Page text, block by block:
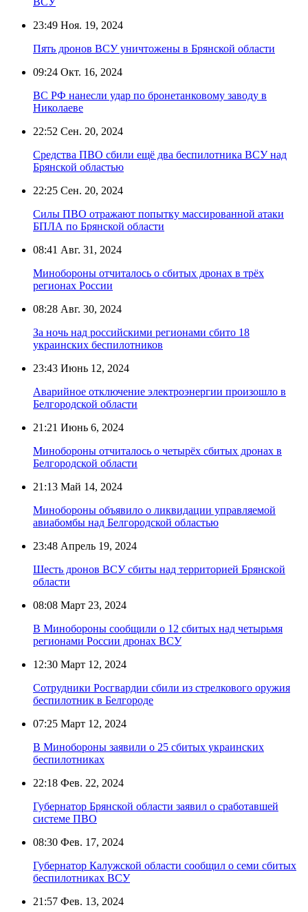
23:49 Ноя. 19, 2024
Пять дронов ВСУ уничтожены в Брянской области
09:24 Окт. 16, 2024
ВС РФ нанесли удар по бронетанковому заводу в
Николаеве
22:52 Сен. 20, 2024
Средства ПВО сбили ещё два беспилотника ВСУ над
Брянской областью
22:25 Сен. 20, 2024
Силы ПВО отражают попытку массированной атаки
БПЛА по Брянской области
08:41 Авг. 31, 2024
Минобороны отчиталось о сбитых дронах в трёх
регионах России
08:28 Авг. 30, 2024
За ночь над российскими регионами сбито 18
украинских беспилотников
23:43 Июнь 12, 2024
Аварийное отключение электроэнергии произошло в
Белгородской области
21:21 Июнь 6, 2024
Минобороны отчиталось о четырёх сбитых дронах в
Белгородской области
21:13 Май 14, 2024
Минобороны объявило о ликвидации управляемой
авиабомбы над Белгородской областью
23:48 Апрель 19, 2024
Шесть дронов ВСУ сбиты над территорией Брянской
области
08:08 Март 23, 2024
В Минобороны сообщили о 12 сбитых над четырьмя
регионами России дронах ВСУ
12:30 Март 12, 2024
Сотрудники Росгвардии сбили из стрелкового оружия
беспилотник в Белгороде
07:25 Март 12, 2024
В Минобороны заявили о 25 сбитых украинских
беспилотниках
22:18 Фев. 22, 2024
Губернатор Брянской области заявил о сработавшей
системе ПВО
08:30 Фев. 17, 2024
Губернатор Калужской области сообщил о семи сбитых
беспилотниках ВСУ
21:57 Фев. 13, 2024